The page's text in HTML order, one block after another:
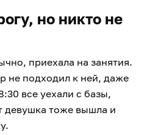
но никто не
приехала на занятия.
не подходил к ней, даже
все уехали с базы,
девушка тоже вышла и